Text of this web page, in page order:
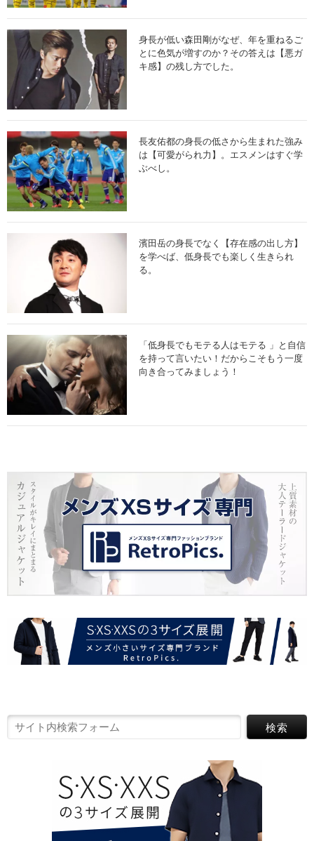
身長が低い森田剛がなぜ、年を重ねるご
とに色気が増すのか？その答えは【悪ガ
キ感】の残し方でした。
長友佑都の身長の低さから生まれた強み
は【可愛がられ力】。エスメンはすぐ学
ぶべし。
濱田岳の身長でなく【存在感の出し方】
を学べば、低身長でも楽しく生きられ
る。
「低身長でもモテる人はモテる 」と自信
を持って言いたい！だからこそもう一度
向き合ってみましょう！